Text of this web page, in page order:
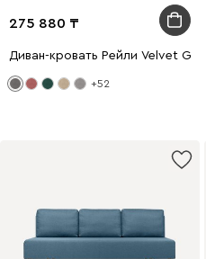
275 880
Диван-кровать Рейли Velvet Grey
+52